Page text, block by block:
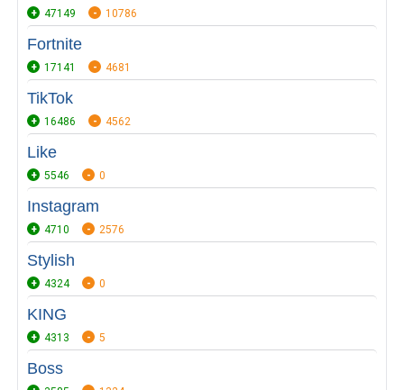
47149 10786
Fortnite
17141 4681
TikTok
16486 4562
Like
5546 0
Instagram
4710 2576
Stylish
4324 0
KING
4313 5
Boss